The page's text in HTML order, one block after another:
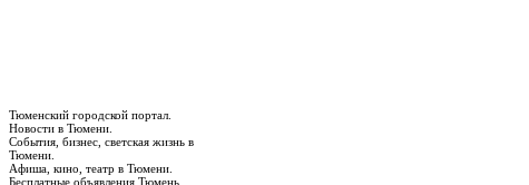
Тюменский городской портал.
Новости в Тюмени.
События, бизнес, светская жизнь в
Тюмени.
Афиша, кино, театр в Тюмени.
Бесплатные объявления Тюмень.